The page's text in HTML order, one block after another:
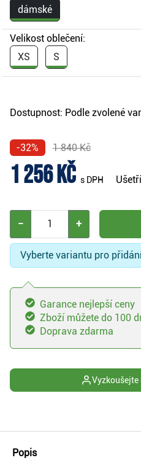
dámské
Velikost oblečení:
XS
S
Dostupnost: Podle zvolené
-32% 1 840 Kč
1 256 Kč s DPH
− +
Vyberte variantu pro
Garance nejlepší ceny
Zboží můžete do 100
Doprava zdarma
Vyzkoušejte
Popis